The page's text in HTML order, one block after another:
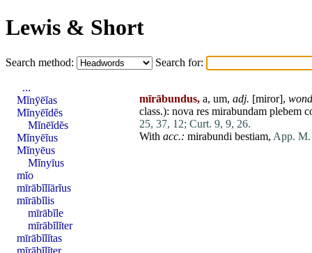
Lewis & Short
Search method: Search for:
mīrābundus, a, um, adj. [miror],
class.): nova res mirabundam plebem
25, 37, 12; Curt. 9, 9, 26.
With acc.: mirabundi bestiam, App. M.
...
Mĭnȳēĭas
Mĭnyēĭdĕs
Mĭnēĭdĕs
Mĭnyēĭus
Mĭnyēus
Mĭnyīus
mĭo
mīrābĭlĭārĭus
mīrābĭlis
mīrābĭle
mīrābĭlĭter
mīrābĭlĭtas
mīrābĭlĭter